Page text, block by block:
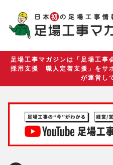
足場工事マガジンは「足場工事
採用支援 職人定着支援」をサ
が運営し